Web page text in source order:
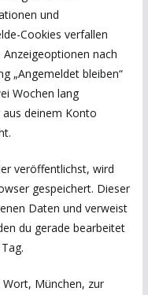
und
Cookies verfallen
nach
„Angemeldet bleiben“
Wochen lang
deinem Konto
veröffentlichst, wird
gespeichert. Dieser
Daten und verweist
du gerade bearbeitet
Wort, München, zur